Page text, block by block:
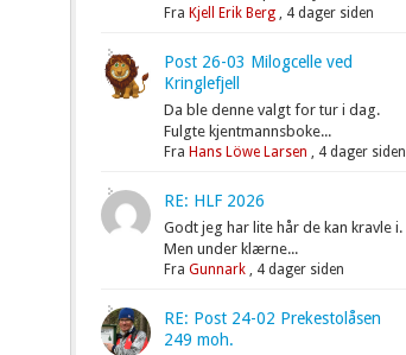
Fra Kjell Erik Berg, 4 dager siden
Post 26-03 Milogcelle ved
Kringlefjell
Da ble denne valgt for tur i dag.
Fulgte kjentmannsboke...
Fra Hans Löwe Larsen , 4 dager siden
RE: HLF 2026
Godt jeg har lite hår de kan kravle i.
Men under klærne...
Fra Gunnark, 4 dager siden
RE: Post 24-02 Prekestolåsen
249 moh.